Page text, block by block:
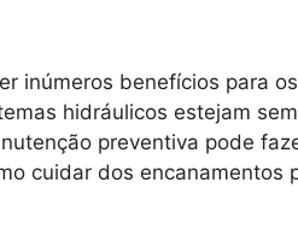
inúmeros benefícios para
hidráulicos estejam
preventiva pode
cuidar dos encanamentos